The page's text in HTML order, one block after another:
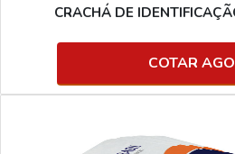
CRACHÁ DE
COTAR